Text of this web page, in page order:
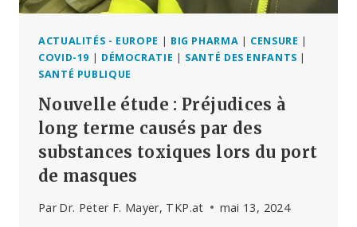
ACTUALITÉS - EUROPE | BIG PHARMA | CENSURE |
COVID-19 | DÉMOCRATIE | SANTÉ DES ENFANTS |
SANTÉ PUBLIQUE
Nouvelle étude : Préjudices à
long terme causés par des
substances toxiques lors du port
de masques
Par Dr. Peter F. Mayer, TKP.at mai 13, 2024